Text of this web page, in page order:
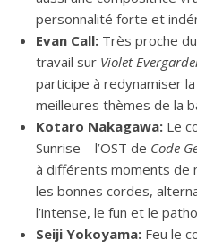
personnalité forte et
Evan Call: Très proche
travail sur Violet
participe à redynamiser
meilleures thèmes de la
Kotaro Nakagawa: Le
Sunrise – l’OST de Code
à différents moments de
les bonnes cordes,
l’intense, le fun et le
Seiji Yokoyama: Feu le